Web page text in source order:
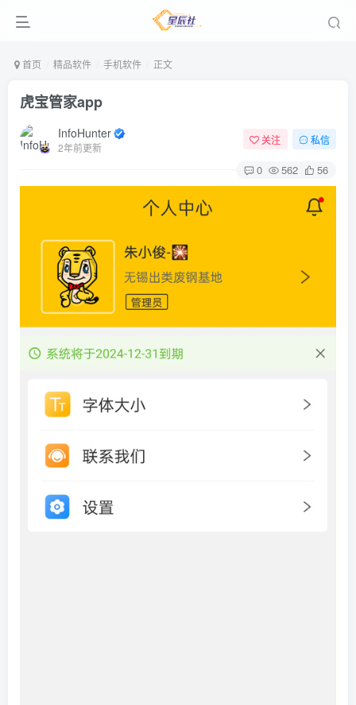
首页 精品软件 手机软件 正文
虎宝管家app
InfoHunter
2年前更新
关注 私信
0 562 56